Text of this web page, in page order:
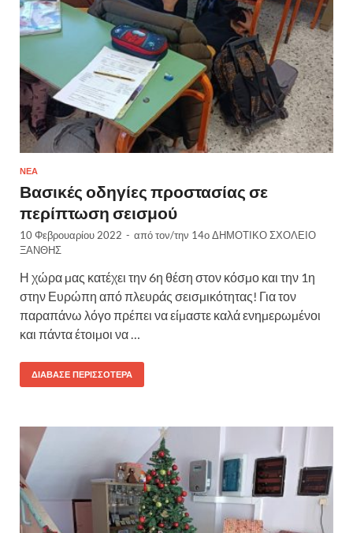
ΝΈΑ
Βασικές οδηγίες προστασίας σε
περίπτωση σεισμού
10 Φεβρουαρίου 2022 - από τον/την 14ο ΔΗΜΟΤΙΚΟ ΣΧΟΛΕΙΟ
ΞΑΝΘΗΣ
Η χώρα µας κατέχει την 6η θέση στον κόσµο και την 1η
στην Ευρώπη από πλευράς σεισµικότητας! Για τον
παραπάνω λόγο πρέπει να είµαστε καλά ενηµερωµένοι
και πάντα έτοιµοι να …
ΔΙΆΒΑΣΕ ΠΕΡΙΣΣΌΤΕΡΑ